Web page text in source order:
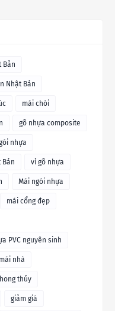
Bản
Nhật Bản
mái chòi
gỗ nhựa composite
nhựa
Bản vỉ gỗ nhựa
Mái ngói nhựa
mái cổng đẹp
PVC nguyên sinh
mái nhà
thủy
giảm giá